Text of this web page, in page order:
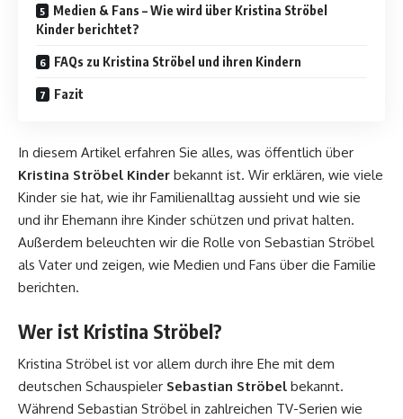
Medien & Fans – Wie wird über Kristina Ströbel
Kinder berichtet?
FAQs zu Kristina Ströbel und ihren Kindern
Fazit
In diesem Artikel erfahren Sie alles, was öffentlich über
Kristina Ströbel Kinder bekannt ist. Wir erklären, wie viele
Kinder sie hat, wie ihr Familienalltag aussieht und wie sie
und ihr Ehemann ihre Kinder schützen und privat halten.
Außerdem beleuchten wir die Rolle von Sebastian Ströbel
als Vater und zeigen, wie Medien und Fans über die Familie
berichten.
Wer ist Kristina Ströbel?
Kristina Ströbel ist vor allem durch ihre Ehe mit dem
deutschen Schauspieler Sebastian Ströbel bekannt.
Während Sebastian Ströbel in zahlreichen TV-Serien wie